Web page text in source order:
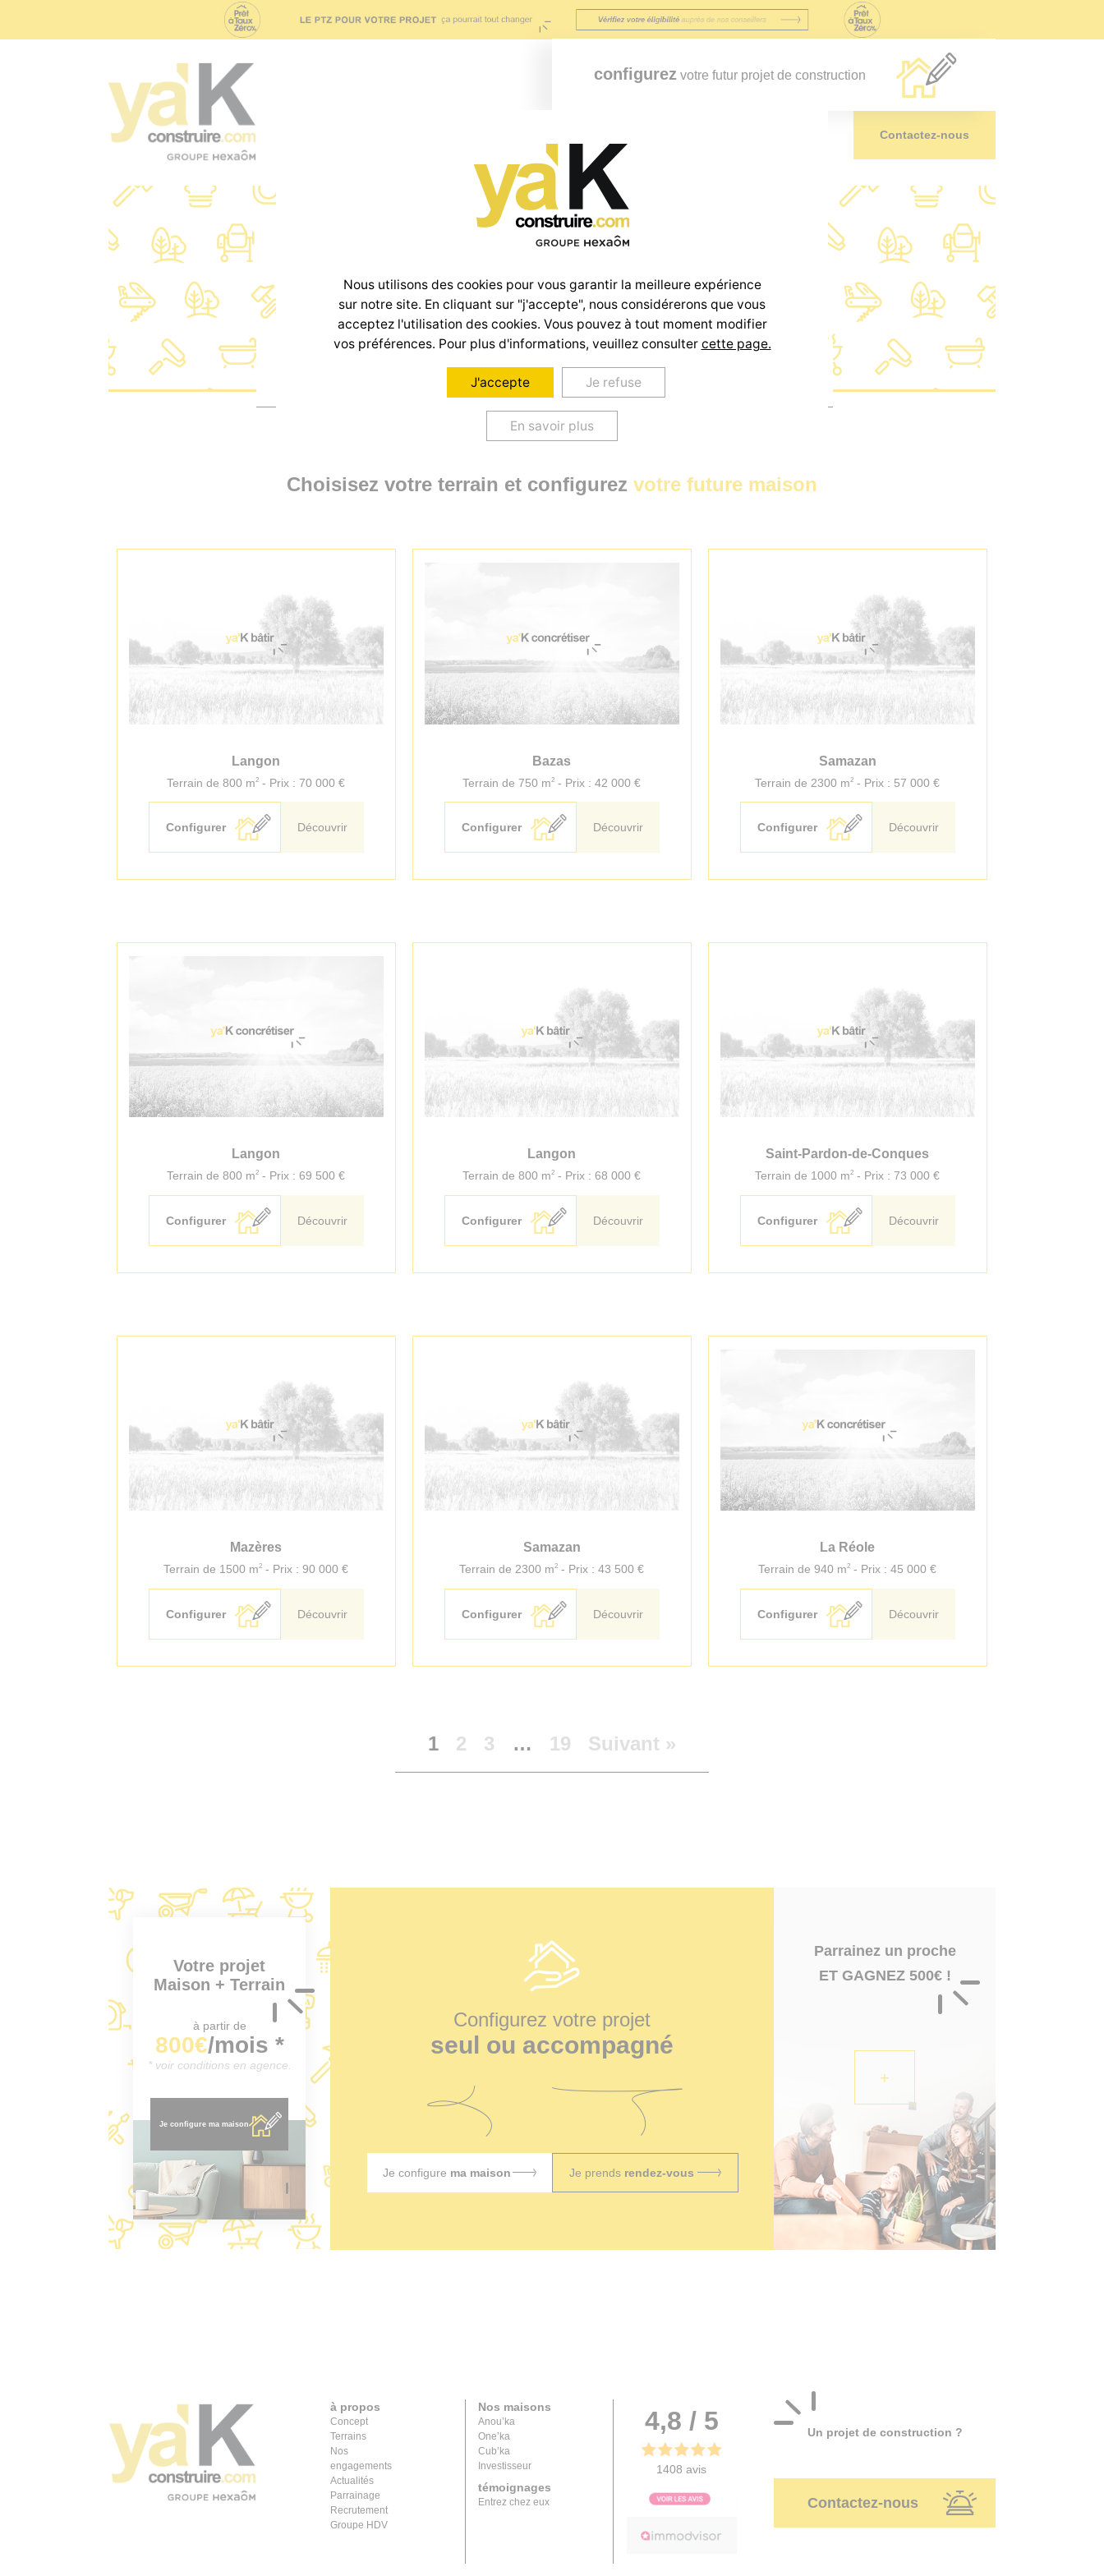
Contactez-nous
configurezvotre futur projet de construction
ou
Choisisez votre terrain et configurez votre future maison
Langon
Terrain de 800 m2 - Prix : 70 000 €
Configurer Découvrir
Bazas
Terrain de 750 m2 - Prix : 42 000 €
Configurer Découvrir
Samazan
Terrain de 2300 m2 - Prix : 57 000 €
Configurer Découvrir
Langon
Terrain de 800 m2 - Prix : 69 500 €
Configurer Découvrir
Langon
Terrain de 800 m2 - Prix : 68 000 €
Configurer Découvrir
Saint-Pardon-de-Conques
Terrain de 1000 m2 - Prix : 73 000 €
Configurer Découvrir
Mazères
Terrain de 1500 m2 - Prix : 90 000 €
Configurer Découvrir
Samazan
Terrain de 2300 m2 - Prix : 43 500 €
Configurer Découvrir
La Réole
Terrain de 940 m2 - Prix : 45 000 €
Configurer Découvrir
1 2 3 … 19 Suivant »
Votre projet
Maison + Terrain
à partir de
800€/mois *
* voir conditions en agence.
Je configure ma maison
Configurez votre projet
seul ou accompagné
Je configure ma maison Je prends rendez-vous
Parrainez un proche
ET GAGNEZ 500€ !
+
à propos
Concept
Terrains
Nos
engagements
Actualités
Parrainage
Recrutement
Groupe HDV
Nos maisons
Anou’ka
One’ka
Cub’ka
Investisseur
témoignages
Entrez chez eux
4,8 / 5
1408 avis
Un projet de construction ?
Contactez-nous
Nous utilisons des cookies pour vous garantir la meilleure expérience
sur notre site. En cliquant sur "j'accepte", nous considérerons que vous
acceptez l'utilisation des cookies. Vous pouvez à tout moment modifier
vos préférences. Pour plus d'informations, veuillez consulter cette page.
J'accepte Je refuse
En savoir plus